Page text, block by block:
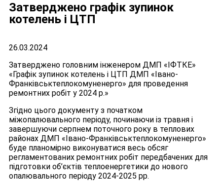
Затверджено графік зупинок
котелень і ЦТП
26.03.2024
Затверджено головним інженером ДМП «ІФТКЕ»
«Графік зупинок котелень і ЦТП ДМП «Івано-
Франківськтеплокомуненерго» для проведення
ремонтних робіт у 2024 р.»
Згідно цього документу з початком
міжопалювального періоду, починаючи із травня і
завершуючи серпнем поточного року в теплових
районах ДМП «Івано-Франківськтеплокомуненерго»
буде планомірно виконуватися весь обсяг
регламентованих ремонтних робіт передбачених для
підготовки об’єктів теплоенергетики до нового
опалювального періоду 2024-2025 рр.